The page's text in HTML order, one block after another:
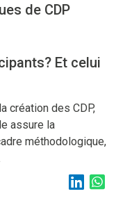
de CDP
Et celui
création des CDP,
assure la
méthodologique,